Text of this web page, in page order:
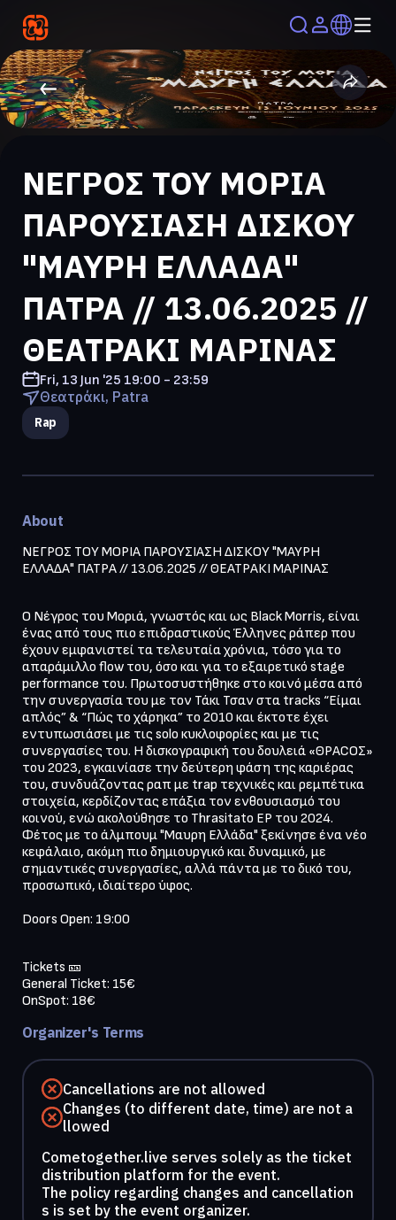
ΝΕΓΡΟΣ ΤΟΥ ΜΟΡΙΑ
ΠΑΡΟΥΣΙΑΣΗ ΔΙΣΚΟΥ
"ΜΑΥΡΗ ΕΛΛΑΔΑ"
ΠΑΤΡΑ // 13.06.2025 //
ΘΕΑΤΡΑΚΙ ΜΑΡΙΝΑΣ
Fri, 13 Jun '25 19:00 - 23:59
Θεατράκι, Patra
Rap
About
ΝΕΓΡΟΣ ΤΟΥ ΜΟΡΙΑ ΠΑΡΟΥΣΙΑΣΗ ΔΙΣΚΟΥ "ΜΑΥΡΗ
ΕΛΛΑΔΑ" ΠΑΤΡΑ // 13.06.2025 // ΘΕΑΤΡΑΚΙ ΜΑΡΙΝΑΣ
Ο Νέγρος του Μοριά, γνωστός και ως Black Morris, είναι
ένας από τους πιο επιδραστικούς Έλληνες ράπερ που
έχουν εμφανιστεί τα τελευταία χρόνια, τόσο για το
απαράμιλλο flow του, όσο και για το εξαιρετικό stage
performance του. Πρωτοσυστήθηκε στο κοινό μέσα από
την συνεργασία του με τον Τάκι Τσαν στα tracks “Είμαι
απλός” & “Πώς το χάρηκα” το 2010 και έκτοτε έχει
εντυπωσιάσει με τις solo κυκλοφορίες και με τις
συνεργασίες του. Η δισκογραφική του δουλειά «ΘΡΑCOΣ»
του 2023, εγκαινίασε την δεύτερη φάση της καριέρας
του, συνδυάζοντας ραπ με trap τεχνικές και ρεμπέτικα
στοιχεία, κερδίζοντας επάξια τον ενθουσιασμό του
κοινού, ενώ ακολούθησε το Thrasitato EP του 2024.
Φέτος με το άλμπουμ "Μαυρη Ελλάδα" ξεκίνησε ένα νέο
κεφάλαιο, ακόμη πιο δημιουργικό και δυναμικό, με
σημαντικές συνεργασίες, αλλά πάντα με το δικό του,
προσωπικό, ιδιαίτερο ύφος.
Doors Open: 19:00
Tickets 🎫
General Ticket: 15€
OnSpot: 18€
Organizer's Terms
Cancellations are not allowed
Changes (to different date, time) are not a
llowed
Cometogether.live serves solely as the ticket
distribution platform for the event.
The policy regarding changes and cancellation
s is set by the event organizer.